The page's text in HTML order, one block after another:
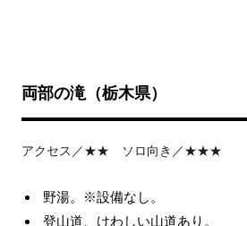
両部の滝（栃木県）
アクセス／★★ ソロ向き／★★★
野湯。※設備なし。
登山道、けわしい山道あり。